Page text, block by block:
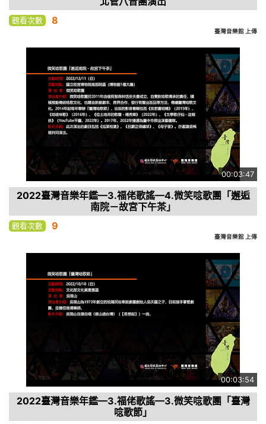
觀看次數 8
臺灣音樂館 上傳
00:03:47
2022臺灣音樂年鑑—3.福佬歌謠—4.微笑唸歌團「邂逅
南院－故宮下午茶」
觀看次數 9
臺灣音樂館 上傳
00:03:54
2022臺灣音樂年鑑—3.福佬歌謠—3.微笑唸歌團「臺灣
唸歌節」